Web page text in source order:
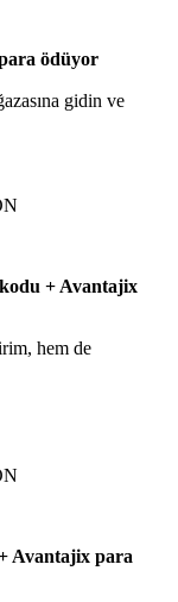
ödüyor
gidin ve
+ Avantajix
hem de
Avantajix para